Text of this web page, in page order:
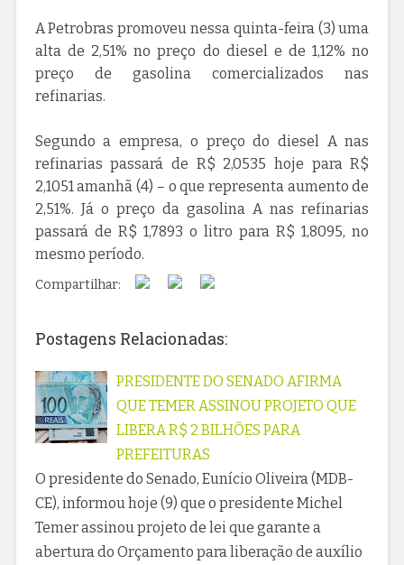
A Petrobras promoveu nessa quinta-feira (3) uma
alta de 2,51% no preço do diesel e de 1,12% no
preço de gasolina comercializados nas
refinarias.
Segundo a empresa, o preço do diesel A nas
refinarias passará de R$ 2,0535 hoje para R$
2,1051 amanhã (4) – o que representa aumento de
2,51%. Já o preço da gasolina A nas refinarias
passará de R$ 1,7893 o litro para R$ 1,8095, no
mesmo período.
Compartilhar:
Postagens Relacionadas:
PRESIDENTE DO SENADO AFIRMA
QUE TEMER ASSINOU PROJETO QUE
LIBERA R$ 2 BILHÕES PARA
PREFEITURAS
O presidente do Senado, Eunício Oliveira (MDB-
CE), informou hoje (9) que o presidente Michel
Temer assinou projeto de lei que garante a
abertura do Orçamento para liberação de auxílio